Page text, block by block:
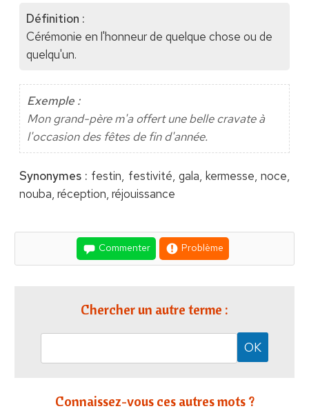
Définition :
Cérémonie en l'honneur de quelque chose ou de
quelqu'un.
Exemple :
Mon grand-père m'a offert une belle cravate à
l'occasion des fêtes de fin d'année.
Synonymes : festin, festivité, gala, kermesse, noce,
nouba, réception, réjouissance
Commenter Problème
Chercher un autre terme :
Connaissez-vous ces autres mots ?